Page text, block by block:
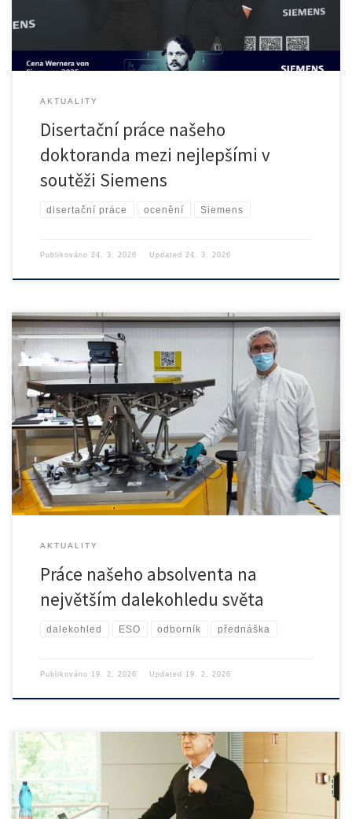
AKTUALITY
Disertační práce našeho
doktoranda mezi nejlepšími v
soutěži Siemens
disertační práce ocenění Siemens
Publikováno 24. 3. 2026 Updated 24. 3. 2026
Na půdu našeho Ústavu přístrojové a řídicí techniky na FS […]
AKTUALITY
Práce našeho absolventa na
největším dalekohledu světa
dalekohled ESO odborník přednáška
Publikováno 19. 2. 2026 Updated 19. 2. 2026